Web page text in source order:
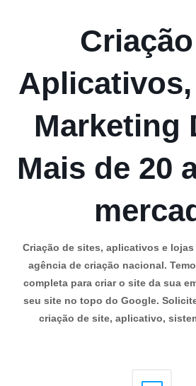
Marketing
Mais de 20
Criação de sites, aplicativos e
agência de criação nacional.
completa para criar o site da sua
seu site no topo do Google.
criação de site, aplicativo,